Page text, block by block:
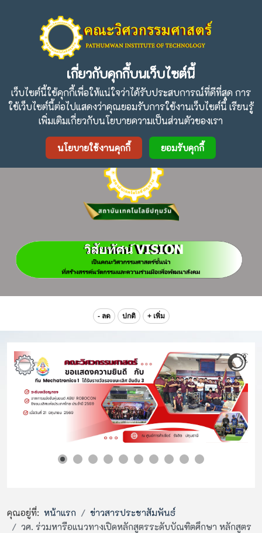
ปรัชญา :
" การศึกษาเพื่อความเป็นเลิศและความสามัคคีใน
วิศวกรรมศาสตร์เฉพาะทาง "
เกี่ยวกับคุกกี้บนเว็บไซต์นี้
เว็บไซต์นี้ใช้คุกกี้เพื่อให้แน่ใจว่าได้รับประสบการณ์ที่ดีที่สุด การ
ใช้เว็บไซต์นี้ต่อไปแสดงว่าคุณยอมรับการใช้งานเว็บไซต์นี้ เรียนรู้
เพิ่มเติมเกี่ยวกับนโยบายความเป็นส่วนตัวของเรา
นโยบายใช้งานคุกกี้ ยอมรับคุกกี้
FacebookTwitterLine
- ลด ปกติ + เพิ่ม
คุณอยู่ที่: หน้าแรก
ข่าวสารประชาสัมพันธ์
วศ. ร่วมหารือแนวทางเปิดหลักสูตรระดับบัณฑิตศึกษา หลักสูตร